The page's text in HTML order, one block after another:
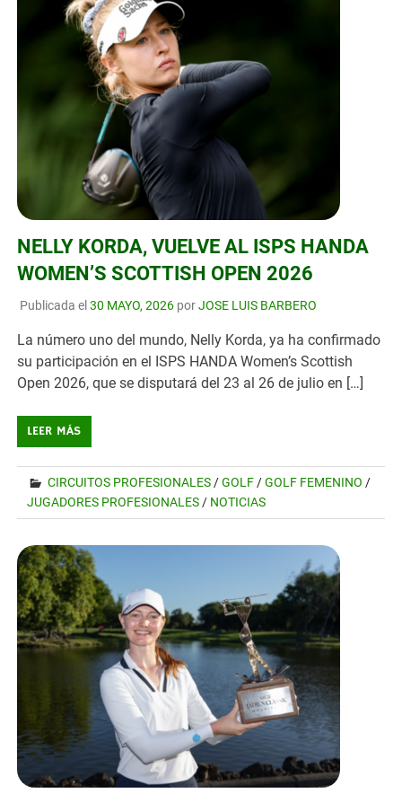
NELLY KORDA, VUELVE AL ISPS HANDA
WOMEN’S SCOTTISH OPEN 2026
Publicada el 30 MAYO, 2026porJOSE LUIS BARBERO
La número uno del mundo, Nelly Korda, ya ha confirmado
su participación en el ISPS HANDA Women’s Scottish
Open 2026, que se disputará del 23 al 26 de julio en […]
LEER MÁS
CIRCUITOS PROFESIONALES /GOLF /GOLF FEMENINO /
JUGADORES PROFESIONALES / NOTICIAS